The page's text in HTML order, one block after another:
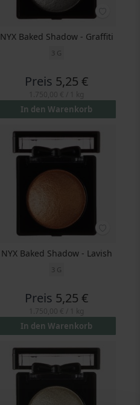
NYX Baked Shadow - Graffiti
3 G
Preis 5,25 €
In den Warenkorb
NYX Baked Shadow - Lavish
3 G
Preis 5,25 €
In den Warenkorb